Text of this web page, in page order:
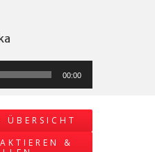
00:00
ÜBERSICHT
&